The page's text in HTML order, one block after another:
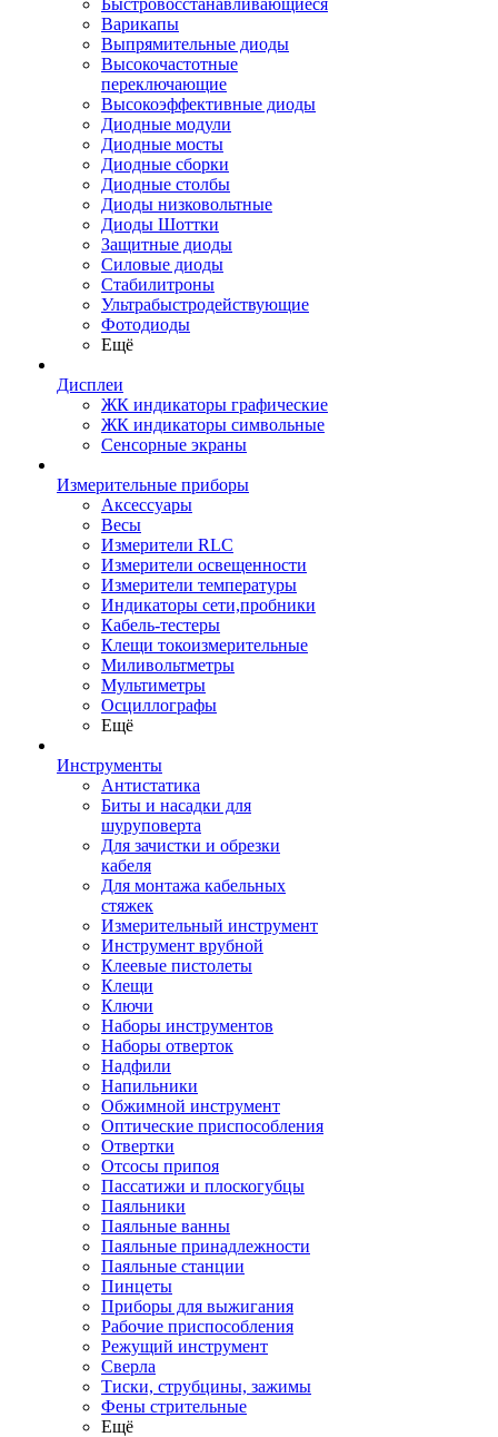
Быстровосстанавливающиеся
Варикапы
Выпрямительные диоды
Высокочастотные
переключающие
Высокоэффективные диоды
Диодные модули
Диодные мосты
Диодные сборки
Диодные столбы
Диоды низковольтные
Диоды Шоттки
Защитные диоды
Силовые диоды
Стабилитроны
Ультрабыстродействующие
Фотодиоды
Ещё
Дисплеи
ЖК индикаторы графические
ЖК индикаторы символьные
Сенсорные экраны
Измерительные приборы
Аксессуары
Весы
Измерители RLC
Измерители освещенности
Измерители температуры
Индикаторы сети,пробники
Кабель-тестеры
Клещи токоизмерительные
Миливольтметры
Мультиметры
Осциллографы
Ещё
Инструменты
Антистатика
Биты и насадки для
шуруповерта
Для зачистки и обрезки
кабеля
Для монтажа кабельных
стяжек
Измерительный инструмент
Инструмент врубной
Клеевые пистолеты
Клещи
Ключи
Наборы инструментов
Наборы отверток
Надфили
Напильники
Обжимной инструмент
Оптические приспособления
Отвертки
Отсосы припоя
Пассатижи и плоскогубцы
Паяльники
Паяльные ванны
Паяльные принадлежности
Паяльные станции
Пинцеты
Приборы для выжигания
Рабочие приспособления
Режущий инструмент
Сверла
Тиски, струбцины, зажимы
Фены стрительные
Ещё